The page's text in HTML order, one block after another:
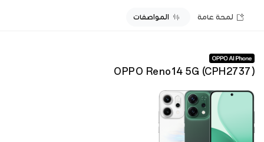
لمحة عامة المواصفات
OPPO Reno14 5G (CPH2737 )